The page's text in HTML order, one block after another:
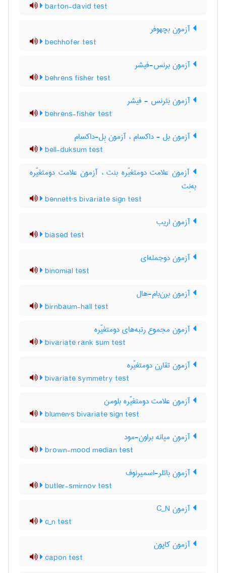
barton-david test
آزمون بچهوفر
bechhofer test
آزمون برنس-فیشر
behrens fisher test
آزمون بئرنس - فیشر
behrens-fisher test
آزمون بل - داکسام ، آزمون بِل-داکسام
bell-duksum test
آزمون علامت دومتغیّره بنت ، آزمون علامت دومتغیّره
به‌نِت
bennett's bivariate sign test
آزمون اریب
biased test
آزمون دوجمله‌ای
binomial test
آزمون برن‌بام-هال
birnbaum-hall test
آزمون مجموع رتبه‌های دومتغیّره
bivariate rank sum test
آزمون تقارن دومتغیّره
bivariate symmetry test
آزمون علامت دومتغیّره بلومن
blumen's bivariate sign test
آزمون میانه براون-مود
brown-mood median test
آزمون باتلر-اسمیرنوف
butler-smirnov test
آزمون C‌_‌N
c_n test
آزمون کاپون
capon test